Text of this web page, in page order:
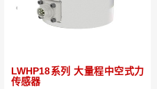
LWHP18系列 大量程中空式力
传感器